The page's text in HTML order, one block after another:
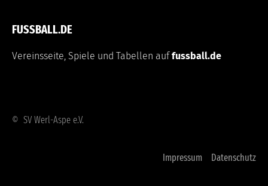
FUSSBALL.DE
Vereinsseite, Spiele und Tabellen auffussball.de
© SV Werl-Aspe e.V.
Impressum Datenschutz